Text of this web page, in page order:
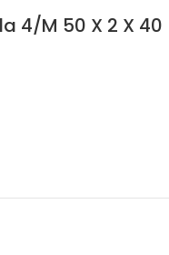
4/M 50 X 2 X 40